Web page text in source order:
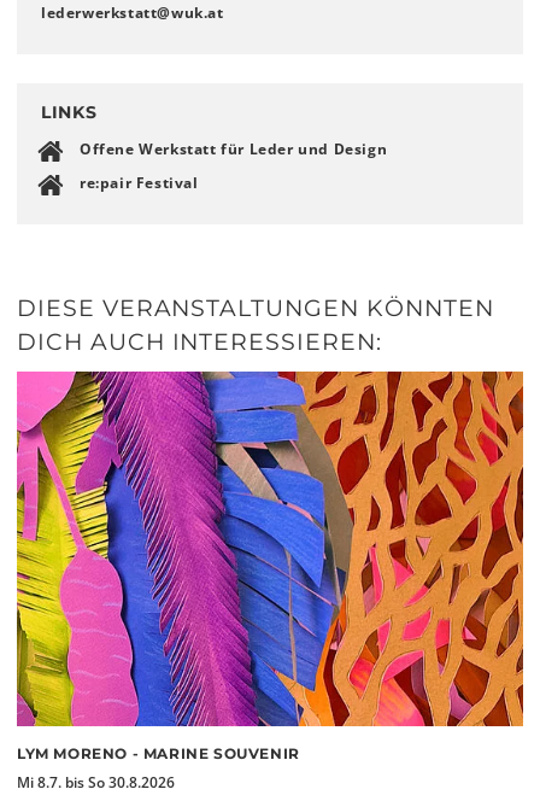
lederwerkstatt@wuk.at
LINKS
Offene Werkstatt für Leder und Design
re:pair Festival
DIESE VERANSTALTUNGEN KÖNNTEN
DICH AUCH INTERESSIEREN:
LYM MORENO - MARINE SOUVENIR
Mi 8.7. bis So 30.8.2026